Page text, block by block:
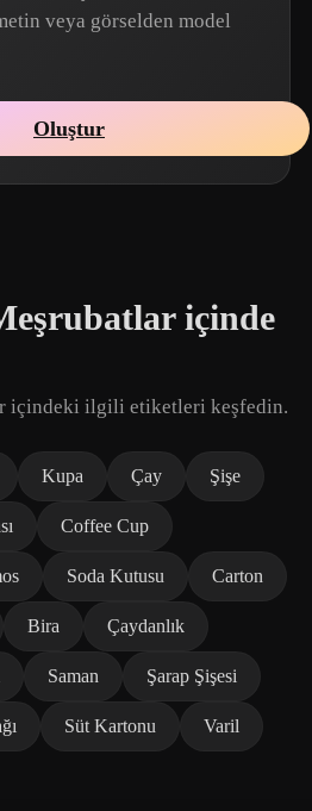
veya görselden model
Oluştur
içinde
içindeki ilgili etiketleri keşfedin.
Kupa Çay Şişe
Coffee Cup
Soda Kutusu Carton
Bira Çaydanlık
Saman Şarap Şişesi
Süt Kartonu Varil